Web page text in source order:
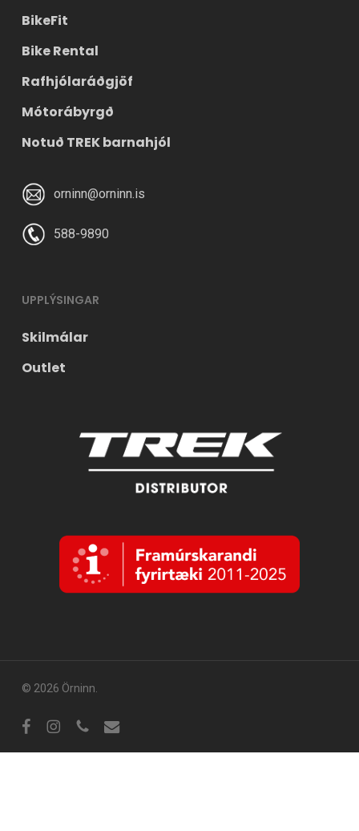
BikeFit
Bike Rental
Rafhjólaráðgjöf
Mótorábyrgð
Notuð TREK barnahjól
orninn@orninn.is
588-9890
UPPLÝSINGAR
Skilmálar
Outlet
© 2026 Örninn.
facebookinstagramphoneemail